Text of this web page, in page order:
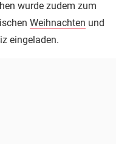
wurde zudem zum
Weihnachten und
eingeladen.